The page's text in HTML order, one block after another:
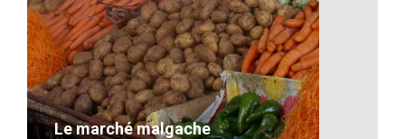
L’artisanat
VOIR LE DÉTAIL
Le marché malgache